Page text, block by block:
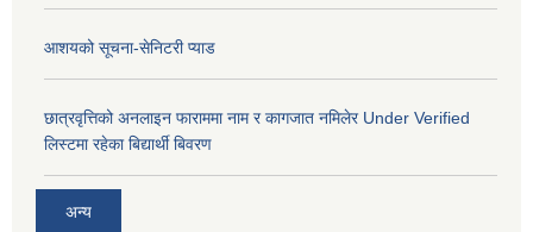
आशयको सूचना-सेनिटरी प्याड
छात्रवृत्तिको अनलाइन फाराममा नाम र कागजात नमिलेर Under Verified
लिस्टमा रहेका बिद्यार्थी बिवरण
अन्य